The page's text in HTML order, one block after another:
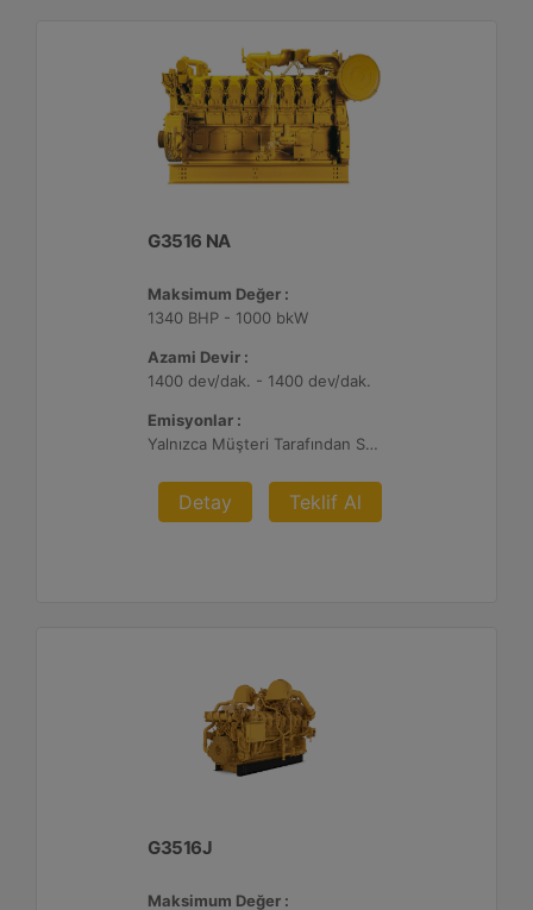
G3516 NA
Maksimum Değer :
1340 BHP - 1000 bkW
Azami Devir :
1400 dev/dak. - 1400 dev/dak.
Emisyonlar :
Yalnızca Müşteri Tarafından Sağlanan Atık Arıtma ile İhracat, %0,5 O2 Ayar Noktası
Detay Teklif Al
G3516J
Maksimum Değer :